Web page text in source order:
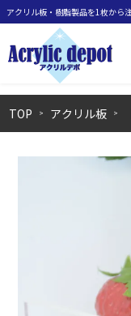
TOP アクリル板